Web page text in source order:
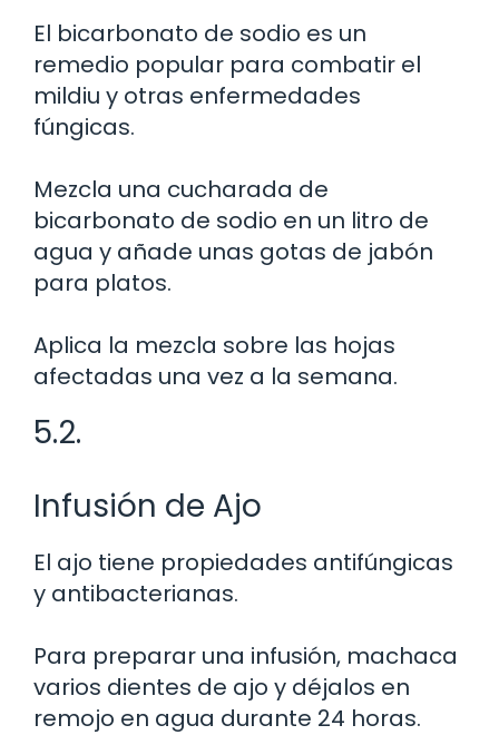
El bicarbonato de sodio es un
remedio popular para combatir el
mildiu y otras enfermedades
fúngicas.
Mezcla una cucharada de
bicarbonato de sodio en un litro de
agua y añade unas gotas de jabón
para platos.
Aplica la mezcla sobre las hojas
afectadas una vez a la semana.
5.2.
Infusión de Ajo
El ajo tiene propiedades antifúngicas
y antibacterianas.
Para preparar una infusión, machaca
varios dientes de ajo y déjalos en
remojo en agua durante 24 horas.